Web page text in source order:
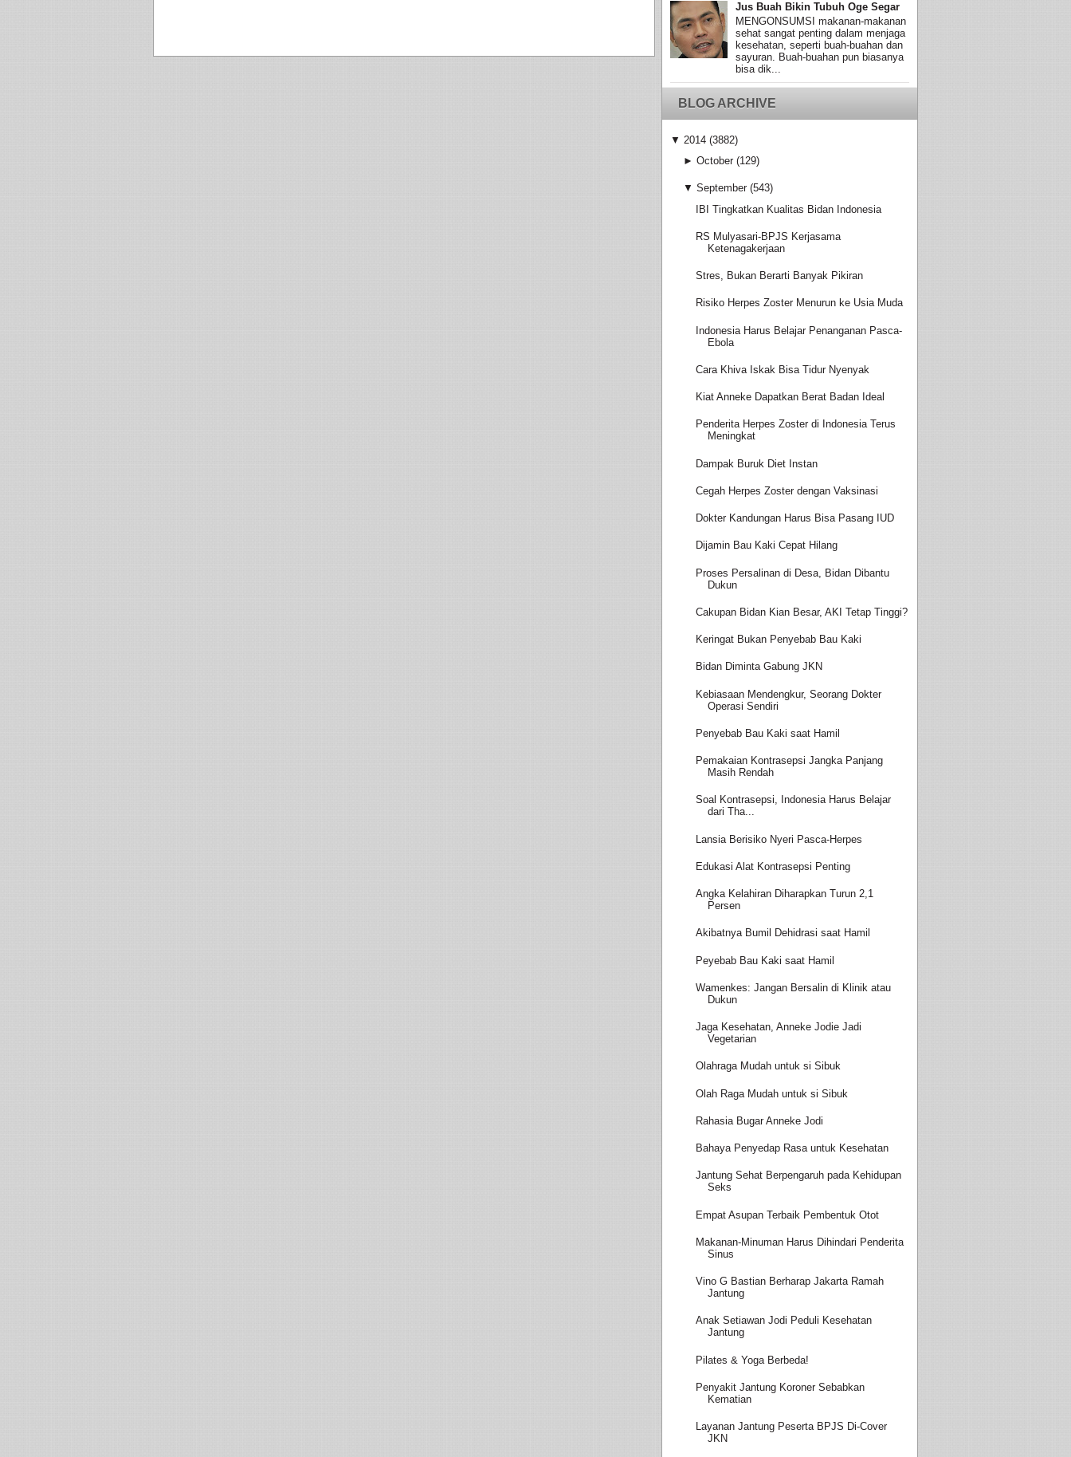
Jus Buah Bikin Tubuh Oge Segar
MENGONSUMSI makanan-makanan
sehat sangat penting dalam menjaga
kesehatan, seperti buah-buahan dan
sayuran. Buah-buahan pun biasanya
bisa dik...
BLOG ARCHIVE
▼ 2014 (3882)
► October (129)
▼ September (543)
IBI Tingkatkan Kualitas Bidan Indonesia
RS Mulyasari-BPJS Kerjasama
Ketenagakerjaan
Stres, Bukan Berarti Banyak Pikiran
Risiko Herpes Zoster Menurun ke Usia Muda
Indonesia Harus Belajar Penanganan Pasca-
Ebola
Cara Khiva Iskak Bisa Tidur Nyenyak
Kiat Anneke Dapatkan Berat Badan Ideal
Penderita Herpes Zoster di Indonesia Terus
Meningkat
Dampak Buruk Diet Instan
Cegah Herpes Zoster dengan Vaksinasi
Dokter Kandungan Harus Bisa Pasang IUD
Dijamin Bau Kaki Cepat Hilang
Proses Persalinan di Desa, Bidan Dibantu
Dukun
Cakupan Bidan Kian Besar, AKI Tetap Tinggi?
Keringat Bukan Penyebab Bau Kaki
Bidan Diminta Gabung JKN
Kebiasaan Mendengkur, Seorang Dokter
Operasi Sendiri
Penyebab Bau Kaki saat Hamil
Pemakaian Kontrasepsi Jangka Panjang
Masih Rendah
Soal Kontrasepsi, Indonesia Harus Belajar
dari Tha...
Lansia Berisiko Nyeri Pasca-Herpes
Edukasi Alat Kontrasepsi Penting
Angka Kelahiran Diharapkan Turun 2,1
Persen
Akibatnya Bumil Dehidrasi saat Hamil
Peyebab Bau Kaki saat Hamil
Wamenkes: Jangan Bersalin di Klinik atau
Dukun
Jaga Kesehatan, Anneke Jodie Jadi
Vegetarian
Olahraga Mudah untuk si Sibuk
Olah Raga Mudah untuk si Sibuk
Rahasia Bugar Anneke Jodi
Bahaya Penyedap Rasa untuk Kesehatan
Jantung Sehat Berpengaruh pada Kehidupan
Seks
Empat Asupan Terbaik Pembentuk Otot
Makanan-Minuman Harus Dihindari Penderita
Sinus
Vino G Bastian Berharap Jakarta Ramah
Jantung
Anak Setiawan Jodi Peduli Kesehatan
Jantung
Pilates & Yoga Berbeda!
Penyakit Jantung Koroner Sebabkan
Kematian
Layanan Jantung Peserta BPJS Di-Cover
JKN